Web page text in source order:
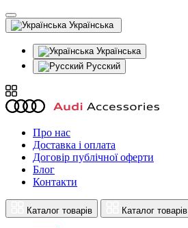
Українська
Українська
Русский
Про нас
Доставка і оплата
Договір публічної оферти
Блог
Контакти
Каталог товарів Каталог товарів